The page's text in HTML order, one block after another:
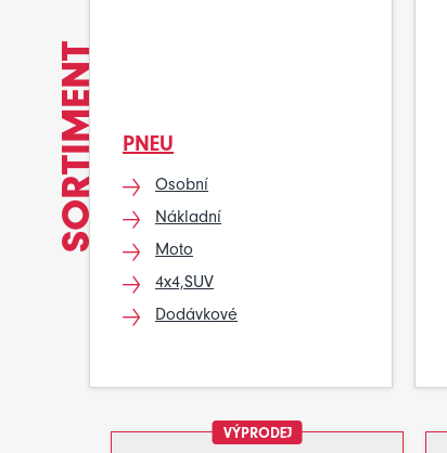
SORTIMENT PNEU
Osobní
Nákladní
Moto
4x4,SUV
Dodávkové
VÝPRODEJ